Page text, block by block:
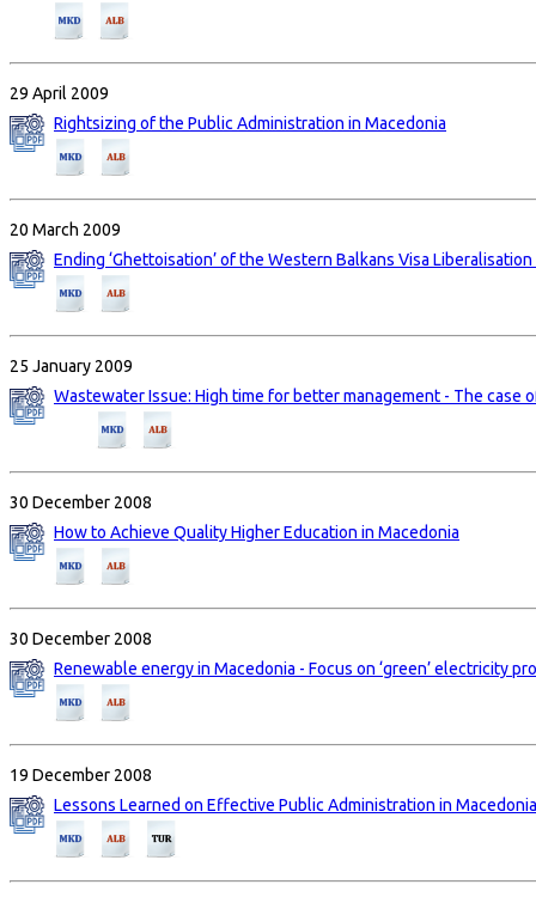
29 April 2009
Rightsizing of the Public Administration in Macedonia
20 March 2009
Ending ‘Ghettoisation’ of the Western Balkans Visa
25 January 2009
Wastewater Issue: High time for better management - The case
30 December 2008
How to Achieve Quality Higher Education in Macedonia
30 December 2008
Renewable energy in Macedonia - Focus on ‘green’ electricity
19 December 2008
Lessons Learned on Effective Public Administration in Macedonia